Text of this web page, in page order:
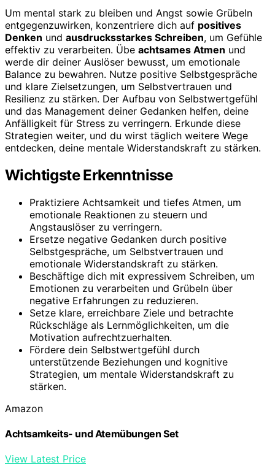
Um mental stark zu bleiben und Angst sowie Grübeln
entgegenzuwirken, konzentriere dich auf positives
Denken und ausdrucksstarkes Schreiben, um Gefühle
effektiv zu verarbeiten. Übe achtsames Atmen und
werde dir deiner Auslöser bewusst, um emotionale
Balance zu bewahren. Nutze positive Selbstgespräche
und klare Zielsetzungen, um Selbstvertrauen und
Resilienz zu stärken. Der Aufbau von Selbstwertgefühl
und das Management deiner Gedanken helfen, deine
Anfälligkeit für Stress zu verringern. Erkunde diese
Strategien weiter, und du wirst täglich weitere Wege
entdecken, deine mentale Widerstandskraft zu stärken.
Wichtigste Erkenntnisse
Praktiziere Achtsamkeit und tiefes Atmen, um
emotionale Reaktionen zu steuern und
Angstauslöser zu verringern.
Ersetze negative Gedanken durch positive
Selbstgespräche, um Selbstvertrauen und
emotionale Widerstandskraft zu stärken.
Beschäftige dich mit expressivem Schreiben, um
Emotionen zu verarbeiten und Grübeln über
negative Erfahrungen zu reduzieren.
Setze klare, erreichbare Ziele und betrachte
Rückschläge als Lernmöglichkeiten, um die
Motivation aufrechtzuerhalten.
Fördere dein Selbstwertgefühl durch
unterstützende Beziehungen und kognitive
Strategien, um mentale Widerstandskraft zu
stärken.
Amazon
Achtsamkeits- und Atemübungen Set
View Latest Price